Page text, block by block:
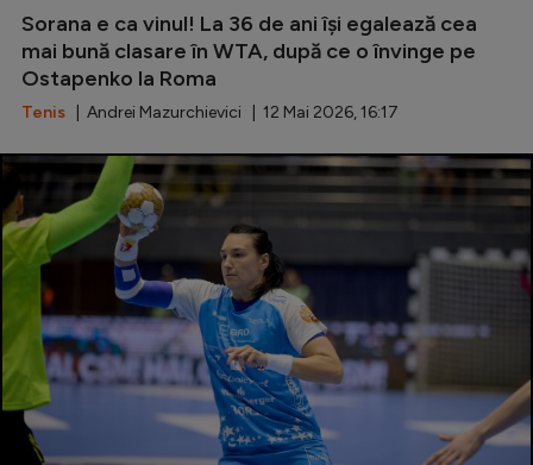
Intră în cont
Creează cont
Sorana e ca vinul! La 36 de ani își egalează cea
mai bună clasare în WTA, după ce o învinge pe
Ostapenko la Roma
Tenis | Andrei Mazurchievici | 12 Mai 2026, 16:17